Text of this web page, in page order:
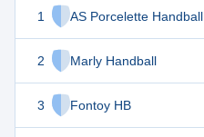
1 AS Porcelette Handball
2 Marly Handball
3 Fontoy HB
59 20